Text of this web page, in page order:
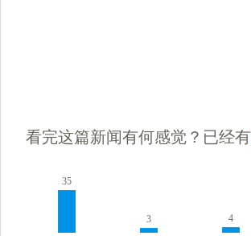
看完这篇新闻有何感觉？已经有
35
3 4